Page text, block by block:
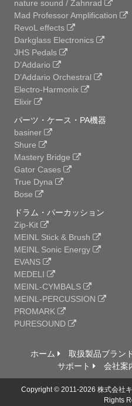
nature sound / Zahnrad
Mad Professor Amplification
RevoL effects
Darkglass Electronics
JHS Pedals
D’Addario
D’Addario Orchestral
Electro-Harmonix
Elixir
パーツ・ケース・PA機器
basiner
Shure
Mastery Bridge
Gator Cases
True Dyna
Bose
ドラム・パーカッション
Zip-Kit
MEINL Stick & Brush
MEINL Sonic Energy
EVANS
MEDELI
MEINL-CYMBALS
MEINL-PERCUSSION
PROMARK
PURESOUND
ホーム 取扱製品ブラン
サポート
会社
Copyright © 2011-2026 株式会社
Rights